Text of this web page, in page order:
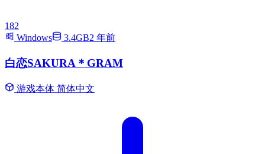
182
Windows
3.4GB2 年前
白恋SAKURA＊GRAM
游戏本体 简体中文